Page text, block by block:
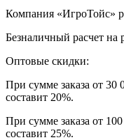
Компания «ИгроТойс»
Безналичный расчет на
Оптовые скидки:
При сумме заказа от 30
составит 20%.
При сумме заказа от
составит 25%.